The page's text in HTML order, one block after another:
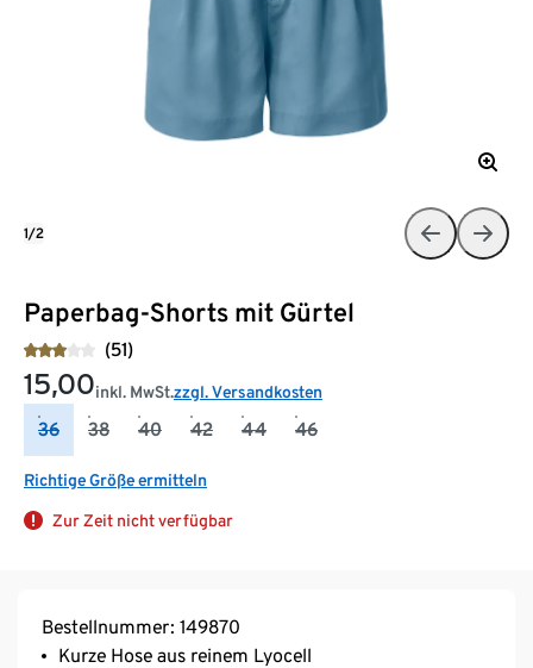
Paperbag-Shorts mit Gürtel
(51)
15,00inkl. MwSt.zzgl. Versandkosten
36 38 40 42 44 46
Richtige Größe ermitteln
Zur Zeit nicht verfügbar
1/2
Bestellnummer: 149870
Kurze Hose aus reinem Lyocell